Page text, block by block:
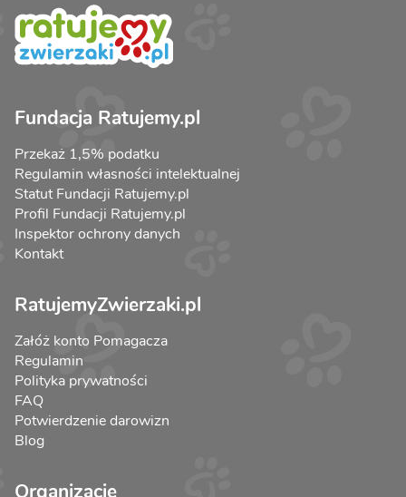
Fundacja Ratujemy.pl
Przekaż 1,5% podatku
Regulamin własności intelektualnej
Statut Fundacji Ratujemy.pl
Profil Fundacji Ratujemy.pl
Inspektor ochrony danych
Kontakt
RatujemyZwierzaki.pl
Załóż konto Pomagacza
Regulamin
Polityka prywatności
FAQ
Potwierdzenie darowizn
Blog
Organizacje